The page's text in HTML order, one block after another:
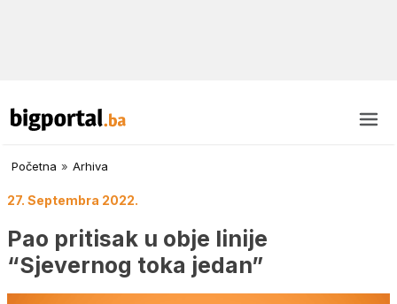
Početna » Arhiva
27. Septembra 2022.
Pao pritisak u obje linije
“Sjevernog toka jedan”